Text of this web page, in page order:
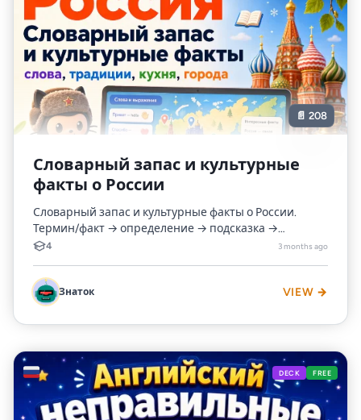
📄 208
Словарный запас и культурные
факты о России
Словарный запас и культурные факты о России.
Термин/факт → определение → подсказка →
контекст
4 3 months ago
Знаток VIEW →
🇷🇺 DECK FREE